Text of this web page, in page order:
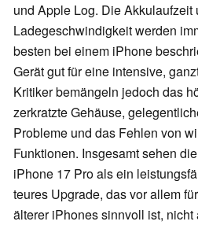
und Apple Log. Die Akkulaufzeit
Ladegeschwindigkeit werden
besten bei einem iPhone
Gerät gut für eine intensive,
Kritiker bemängeln jedoch das
zerkratzte Gehäuse,
Probleme und das Fehlen von
Funktionen. Insgesamt sehen
iPhone 17 Pro als ein
teures Upgrade, das vor allem
älterer iPhones sinnvoll ist,